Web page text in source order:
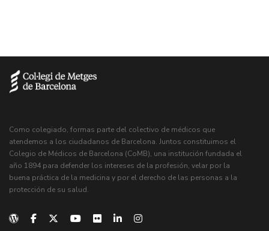
Como colegiado, formas parte del colectivo de médicos que
atendemos a los ciudadanos de Barcelona. Juntos constituimos el
Colegio de Médicos de Barcelona (CoMB), una institución fundada el
año 1894 para defender los intereses de la profesión, velar por la
buena práctica de la medicina y por el derecho de las personas a la
protección de su salud.